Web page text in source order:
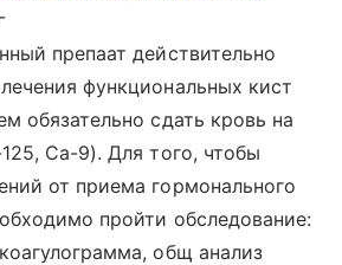
препаат действительно
функциональных кист
обязательно сдать кровь на
Са-9). Для того, чтобы
от приема гормонального
пройти обследование:
общ анализ